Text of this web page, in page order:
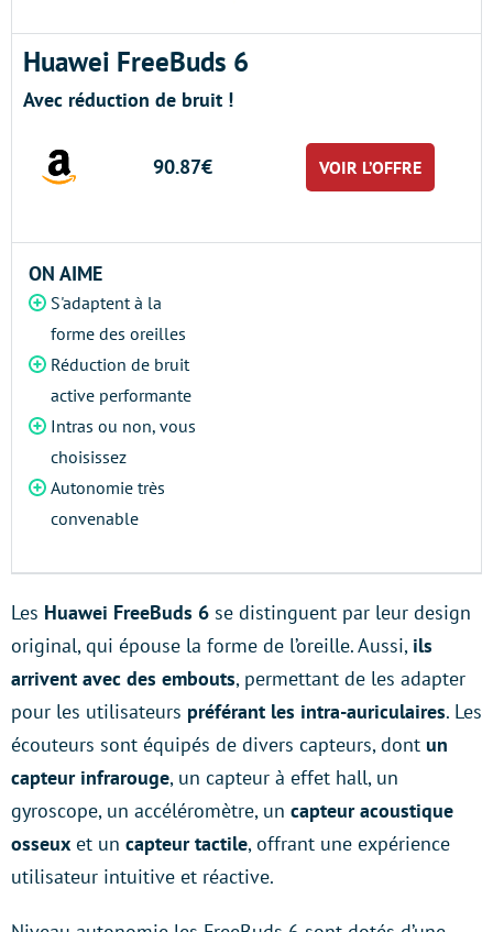
Huawei FreeBuds 6
Avec réduction de bruit !
90.87€ VOIR L’OFFRE
ON AIME
S'adaptent à la
forme des oreilles
Réduction de bruit
active performante
Intras ou non, vous
choisissez
Autonomie très
convenable
Les Huawei FreeBuds 6 se distinguent par leur design
original, qui épouse la forme de l’oreille. Aussi, ils
arrivent avec des embouts, permettant de les adapter
pour les utilisateurs préférant les intra-auriculaires. Les
écouteurs sont équipés de divers capteurs, dont un
capteur infrarouge, un capteur à effet hall, un
gyroscope, un accéléromètre, un capteur acoustique
osseux et un capteur tactile, offrant une expérience
utilisateur intuitive et réactive.